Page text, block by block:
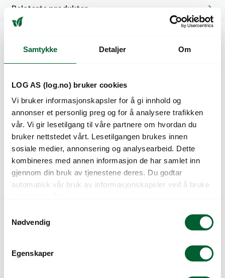
Samtykke Detaljer Om
LOG AS (log.no) bruker cookies
Vi bruker informasjonskapsler for å gi innhold og
annonser et personlig preg og for å analysere trafikken
vår. Vi gir lesetilgang til våre partnere om hvordan du
bruker nettstedet vårt. Lesetilgangen brukes innen
sosiale medier, annonsering og analysearbeid. Dette
kombineres med annen informasjon de har samlet inn
gjennom din bruk av tjenestene deres. Du godtar
automatisk vår bruk av informasjonskapsler ved å bruke
Nødvendig
Egenskaper
Relaterte produkter
Kunder så også på
GEKA 1/2 NIPPEL
GEKA 3/4 INV
GJENGER